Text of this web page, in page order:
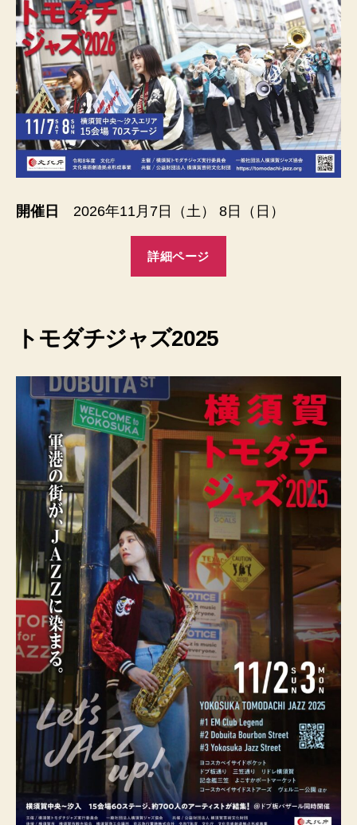
開催日 2026年11月7日（土） 8日（日）
詳細ページ
トモダチジャズ2025